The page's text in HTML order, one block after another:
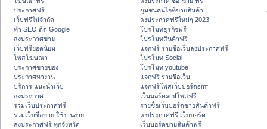
ประกาศฟรี
เว็บฟรีไม่จำกัด
ทำ SEO ติด Google
ลงประกาศขาย
เว็บฟรียอดนิยม
โพสโฆษณา
ประกาศขายของ
ประกาศหางาน
บริการ แนะนำเว็บ
ลงประกาศ
รวมเว็บประกาศฟรี
รวมเว็บซื้อขาย ใช้งานง่าย
ลงประกาศฟรี ทุกจังหวัด
ชุมชนคนไอทีขายสินค้า
ลงประกาศฟรีใหม่ๆ 2023
โปรโมทธุรกิจฟรี
โปรโมทสินค้าฟรี
แจกฟรี รายชื่อเว็บลงประกาศฟรี
โปรโมท Social
โปรโมท youtube
แจกฟรี รายชื่อเว็บ
แจกฟรีโพสเว็บบอร์ดsmf
เว็บบอร์ดsmfโพสฟรี
รายชื่อเว็บบอร์ดขายสินค้าฟรี
ลงประกาศฟรี เว็บบอร์ด
เว็บบอร์ดขายสินค้าฟรี